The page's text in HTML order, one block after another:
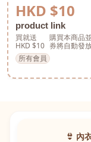
HKD $10
product link
買就送
HKD $10
購買本商品
券將自動發
所有會員
👙 內